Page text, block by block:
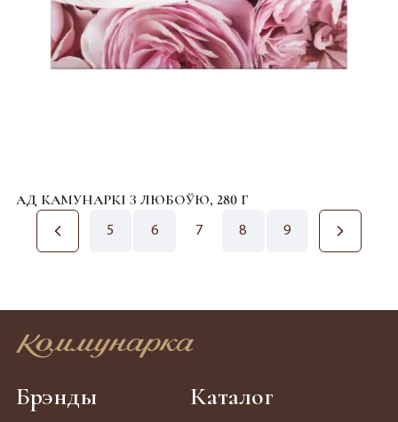
АД КАМУНАРКІ З ЛЮБОЎЮ, 280 Г
5 6 7 8 9
Брэнды Каталог